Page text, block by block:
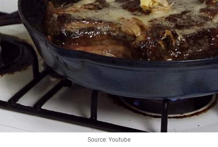
Source: Youtube